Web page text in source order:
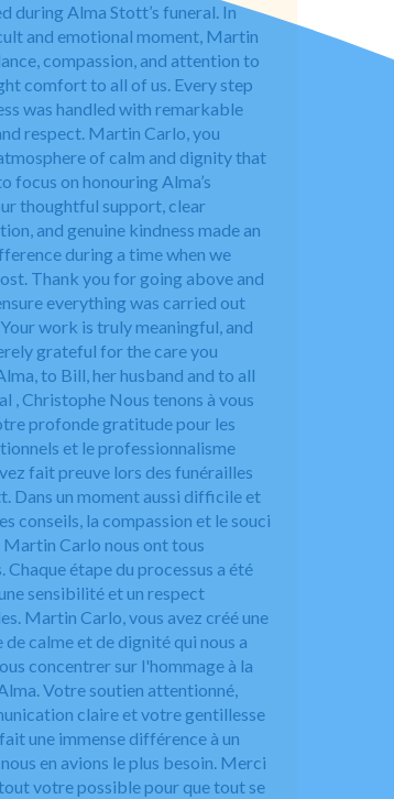
during Alma Stott’s funeral. In
and emotional moment, Martin
compassion, and attention to
comfort to all of us. Every step
was handled with remarkable
respect. Martin Carlo, you
of calm and dignity that
focus on honouring Alma’s
thoughtful support, clear
and genuine kindness made an
during a time when we
Thank you for going above and
everything was carried out
work is truly meaningful, and
grateful for the care you
to Bill, her husband and to all
, Christophe Nous tenons à vous
profonde gratitude pour les
et le professionnalisme
fait preuve lors des funérailles
Dans un moment aussi difficile et
conseils, la compassion et le souci
Martin Carlo nous ont tous
Chaque étape du processus a été
sensibilité et un respect
Martin Carlo, vous avez créé une
de calme et de dignité qui nous a
concentrer sur l'hommage à la
Votre soutien attentionné,
claire et votre gentillesse
une immense différence à un
en avions le plus besoin. Merci
votre possible pour que tout se